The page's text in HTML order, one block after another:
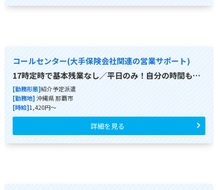
コールセンター(大手保険会社関連の営業サポート)
17時定時で基本残業なし／平日のみ！自分の時間も…
[勤務形態]紹介予定派遣
[勤務地] 沖縄県 那覇市
[時給]1,420円～
詳細を見る